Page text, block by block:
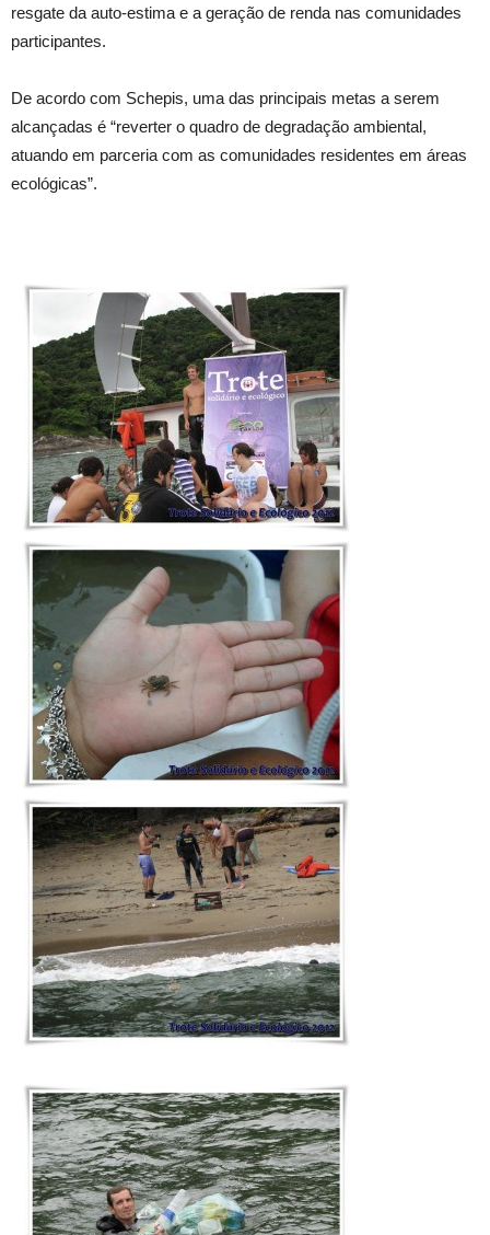
resgate da auto-estima e a geração de renda nas comunidades
participantes.
De acordo com Schepis, uma das principais metas a serem
alcançadas é “reverter o quadro de degradação ambiental,
atuando em parceria com as comunidades residentes em áreas
ecológicas”.